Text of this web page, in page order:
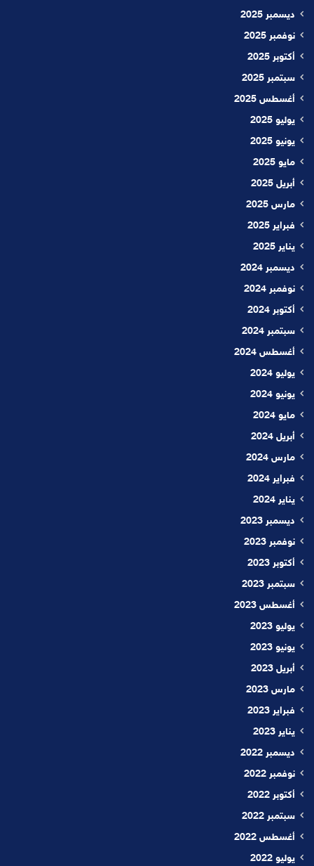
ديسمبر 2025
نوفمبر 2025
أكتوبر 2025
سبتمبر 2025
أغسطس 2025
يوليو 2025
يونيو 2025
مايو 2025
أبريل 2025
مارس 2025
فبراير 2025
يناير 2025
ديسمبر 2024
نوفمبر 2024
أكتوبر 2024
سبتمبر 2024
أغسطس 2024
يوليو 2024
يونيو 2024
مايو 2024
أبريل 2024
مارس 2024
فبراير 2024
يناير 2024
ديسمبر 2023
نوفمبر 2023
أكتوبر 2023
سبتمبر 2023
أغسطس 2023
يوليو 2023
يونيو 2023
أبريل 2023
مارس 2023
فبراير 2023
يناير 2023
ديسمبر 2022
نوفمبر 2022
أكتوبر 2022
سبتمبر 2022
أغسطس 2022
يوليو 2022